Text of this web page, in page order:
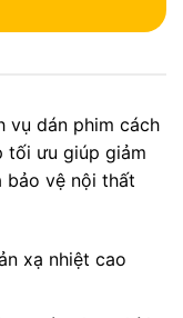
vụ dán phim cách
tối ưu giúp giảm
bảo vệ nội thất
xạ nhiệt cao